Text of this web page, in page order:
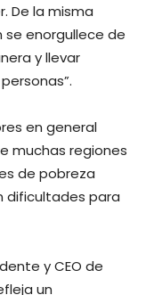
De la misma
se enorgullece de
y llevar
en general
muchas regiones
de pobreza
dificultades para
y CEO de
un